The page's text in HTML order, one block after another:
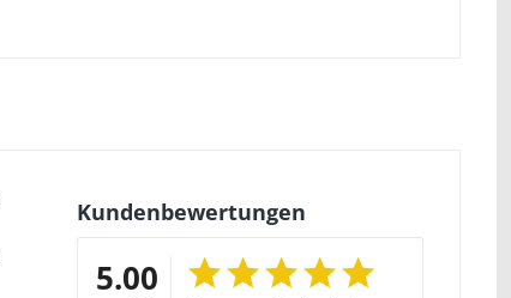
Kundenbewertungen
5.00